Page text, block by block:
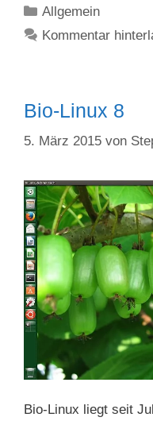
Kategorien
Allgemein
Kommentar
Bio-Linux 8
5. März 2015 von
Bio-Linux liegt seit